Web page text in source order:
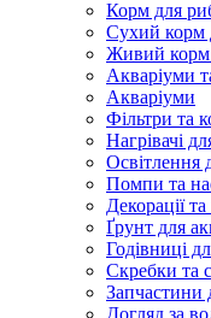
Корм для
Сухий корм
Живий корм
Акваріуми
Акваріуми
Фільтри та
Нагрівачі
Освітлення
Помпи та
Декорації
Ґрунт для
Годівниці
Скребки та
Запчастини
Догляд за